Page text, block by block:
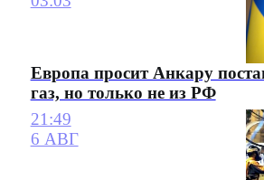
Европа просит Анкару
газ, но только не из РФ
21:49
6 АВГ